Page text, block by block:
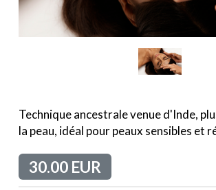
Technique ancestrale venue d'Inde,
la peau, idéal pour peaux sensibles et
30.00 EUR